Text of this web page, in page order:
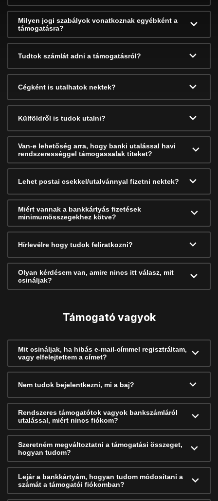
Milyen jogi szabályok vonatkoznak egyébként a
támogatásra?
Tudtok számlát adni a támogatásról?
Cégként is utalhatok nektek?
Külföldről is tudok utalni?
Van-e lehetőség arra, hogy banki utalással havi
rendszerességgel támogassalak titeket?
Lehet postai csekkel/utalvánnyal fizetni nektek?
Miért vannak a bankkártyás fizetések
minimumösszegekhez kötve?
Hírlevélre hogy tudok feliratkozni?
Olyan kérdésem van, amire nincs itt válasz, mit
csináljak?
Támogató vagyok
Mit csináljak, ha hibás e-mail-címmel regisztráltam,
vagy elfelejtettem a címet?
Nem tudok bejelentkezni, mi a baj?
Rendszeres támogatótok vagyok bankszámláról
utalással, miért nincs fiókom?
Szeretném megváltoztatni a támogatási összeget,
hogyan tudom?
Lejár a bankkártyám, hogyan tudom módosítani a
számát a támogatói fiókomban?